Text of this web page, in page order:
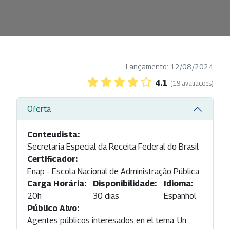
Lançamento: 12/08/2024
4.1 (19 avaliações)
Oferta
Conteudista:
Secretaria Especial da Receita Federal do Brasil
Certificador:
Enap - Escola Nacional de Administração Pública
Carga Horária:
20h
Disponibilidade:
30 dias
Idioma:
Espanhol
Público Alvo:
Agentes públicos interesados en el tema. Un